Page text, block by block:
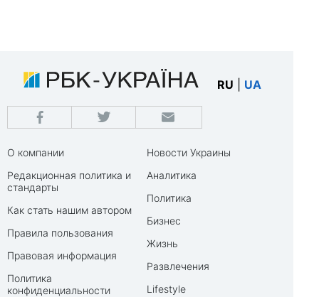
RU UA
О компании
Редакционная политика и
стандарты
Как стать нашим автором
Правила пользования
Правовая информация
Политика
конфиденциальности
Новости Украины
Аналитика
Политика
Бизнес
Жизнь
Развлечения
Lifestyle